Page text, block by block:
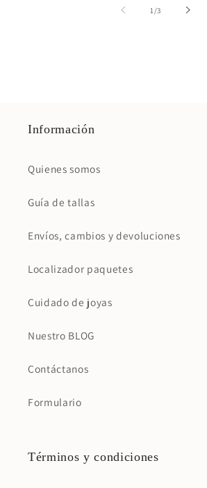
1 /de
3
Información
Quienes somos
Guía de tallas
Envíos, cambios y devoluciones
Localizador paquetes
Cuidado de joyas
Nuestro BLOG
Contáctanos
Formulario
Términos y condiciones